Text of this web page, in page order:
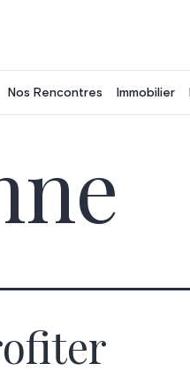
Nos Rencontres Immobilier